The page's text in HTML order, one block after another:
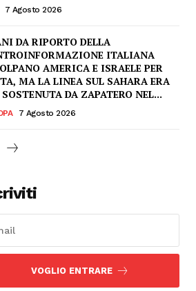
7 Agosto 2026
DA RIPORTO DELLA
ITALIANA
AMERICA E ISRAELE PER
MA LA LINEA SUL SAHARA ERA
DA ZAPATERO NEL...
7 Agosto 2026
VOGLIO ENTRARE